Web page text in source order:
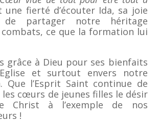
une fierté d’écouter Ida, sa joie
de partager notre héritage
ce que la formation lui
grâce à Dieu pour ses bienfaits
et surtout envers notre
Que l’Esprit Saint continue de
cœurs de jeunes filles le désir
Christ à l’exemple de nos
!